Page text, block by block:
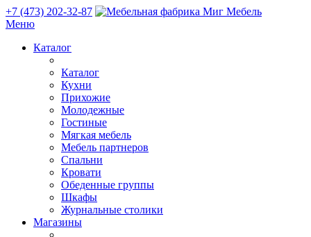
+7 (473) 202-32-87
Меню
Каталог
Каталог
Кухни
Прихожие
Молодежные
Гостиные
Мягкая мебель
Мебель партнеров
Спальни
Кровати
Обеденные группы
Шкафы
Журнальные столики
Магазины